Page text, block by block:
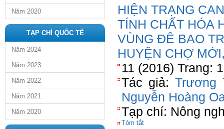
Năm 2020
TẠP CHÍ QUỐC TẾ
Năm 2024
Năm 2023
Năm 2022
Năm 2021
Năm 2020
HIỆN TRẠNG
TÍNH CHẤT HÓA
VÙNG ĐÊ BAO
HUYỆN CHỢ
11 (2016) Trang:
Tác giả:Trương
Nguyễn Hoàng
Tạp chí: Nông
Tóm tắt